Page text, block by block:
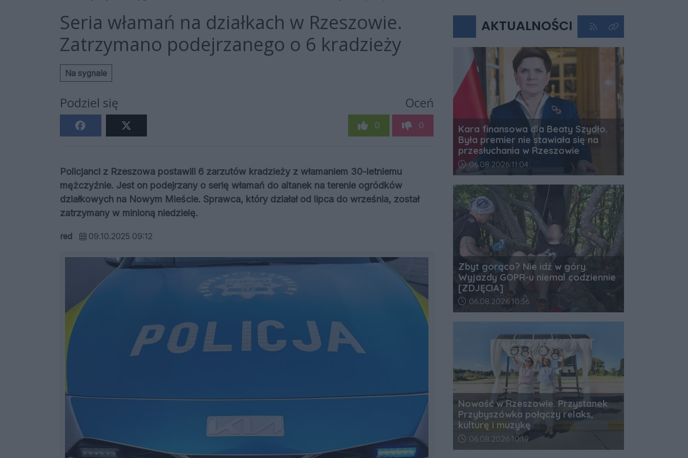
Seria włamań na działkach w Rzeszowie.
Zatrzymano podejrzanego o 6 kradzieży
Na sygnale
Podziel się Oceń
0 0
Policjanci z Rzeszowa postawili 6 zarzutów kradzieży z włamaniem 30-letniemu
mężczyźnie. Jest on podejrzany o serię włamań do altanek na terenie ogródków
działkowych na Nowym Mieście. Sprawca, który działał od lipca do września, został
zatrzymany w minioną niedzielę.
red 09.10.2025 09:12
AKTUALNOŚCI Kliknij aby przejść do
Kliknij aby zobaczyć
Kara finansowa dla Beaty Szydło.
Była premier nie stawiała się na
przesłuchania w Rzeszowie
Data dodania artykułu:
06.08.2026 11:04
Zbyt gorąco? Nie idź w góry.
Wyjazdy GOPR-u niemal codziennie
[ZDJĘCIA]
Data dodania artykułu:
06.08.2026 10:36
Nowość w Rzeszowie. Przystanek
Przybyszówka połączy relaks,
kulturę i muzykę
Data dodania artykułu:
06.08.2026 10:19